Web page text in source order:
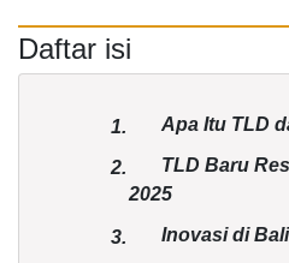
Daftar isi
1. Apa Itu TLD
2.
TLD Baru
2025
3. Inovasi di